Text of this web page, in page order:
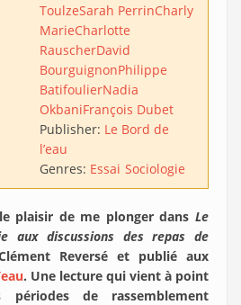
ToulzeSarah PerrinCharly
MarieCharlotte
RauscherDavid
BourguignonPhilippe
BatifoulierNadia
OkbaniFrançois Dubet
Publisher: Le Bord de
l’eau
Genres: Essai Sociologie
plaisir de me plonger dans Le
aux discussions des repas de
Reversé et publié aux
. Une lecture qui vient à point
de rassemblement